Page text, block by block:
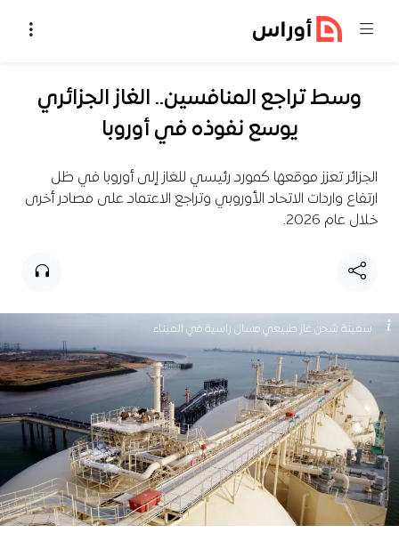
وسط تراجع المنافسين.. الغاز الجزائري
يوسع نفوذه في أوروبا
الجزائر تعزز موقعها كمورد رئيسي للغاز إلى أوروبا في ظل
ارتفاع واردات الاتحاد الأوروبي وتراجع الاعتماد على مصادر أخرى
خلال عام 2026.
سفينة شحن غاز طبيعي مسال راسية في الميناء